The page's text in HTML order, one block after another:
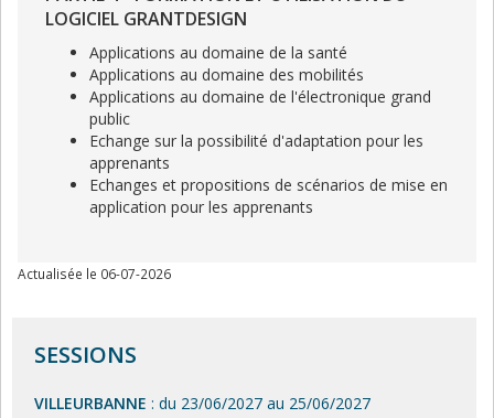
LOGICIEL GRANTDESIGN
Applications au domaine de la santé
Applications au domaine des mobilités
Applications au domaine de l'électronique grand
public
Echange sur la possibilité d'adaptation pour les
apprenants
Echanges et propositions de scénarios de mise en
application pour les apprenants
Actualisée le 06-07-2026
SESSIONS
VILLEURBANNE : du 23/06/2027 au 25/06/2027